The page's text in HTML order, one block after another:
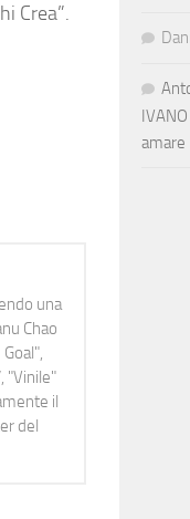
Crea”.
una
Chao
"Vinile"
il
del
amare